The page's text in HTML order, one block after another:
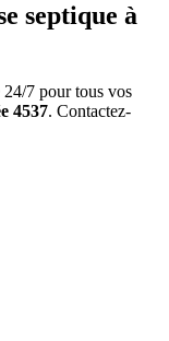
septique à
7 pour tous vos
4537. Contactez-